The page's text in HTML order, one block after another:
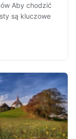
Aby chodzić
są kluczowe